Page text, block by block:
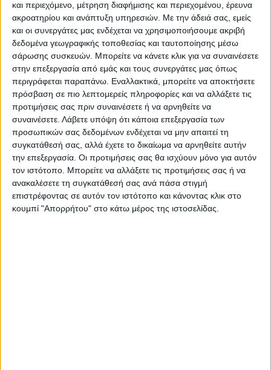
και περιεχόμενο, μέτρηση διαφήμισης και περιεχομένου, έρευνα
ακροατηρίου και ανάπτυξη υπηρεσιών. Με την άδειά σας, εμείς
και οι συνεργάτες μας ενδέχεται να χρησιμοποιήσουμε ακριβή
δεδομένα γεωγραφικής τοποθεσίας και ταυτοποίησης μέσω
σάρωσης συσκευών. Μπορείτε να κάνετε κλικ για να συναινέσετε
στην επεξεργασία από εμάς και τους συνεργάτες μας όπως
περιγράφεται παραπάνω. Εναλλακτικά, μπορείτε να αποκτήσετε
πρόσβαση σε πιο λεπτομερείς πληροφορίες και να αλλάξετε τις
προτιμήσεις σας πριν συναινέσετε ή να αρνηθείτε να
συναινέσετε. Λάβετε υπόψη ότι κάποια επεξεργασία των
προσωπικών σας δεδομένων ενδέχεται να μην απαιτεί τη
συγκατάθεσή σας, αλλά έχετε το δικαίωμα να αρνηθείτε αυτήν
την επεξεργασία. Οι προτιμήσεις σας θα ισχύουν μόνο για αυτόν
τον ιστότοπο. Μπορείτε να αλλάξετε τις προτιμήσεις σας ή να
ανακαλέσετε τη συγκατάθεσή σας ανά πάσα στιγμή
επιστρέφοντας σε αυτόν τον ιστότοπο και κάνοντας κλικ στο
κουμπί "Απορρήτου" στο κάτω μέρος της ιστοσελίδας.
Η έκταση όπου προβλέπεται να υλοποιηθεί
η εν λόγω πράξη βρίσκεται σύμφωνα με την
μελέτη σε περιοχή εντός του δημοτικού
δάσους Πορτής.
Η πρόταση θα υποβληθεί στην Υπο-
Παρέμβαση Π3_77_4.1_6.1 «Έργα
αναβάθμισης του φυσικού περιβάλλοντος
με σκοπό την ανάδειξη αυτών». Στην εν
λόγω Υπο-Παρέμβαση της πρόσκλησης
επιλέξιμες είναι οι πράξεις που αφορούν σε
υπηρεσίες, συμπεριλαμβανομένων και των
σχετικών μελετών, και υποδομές, με σκοπό
την αναβάθμιση και ανάδειξης φυσικών